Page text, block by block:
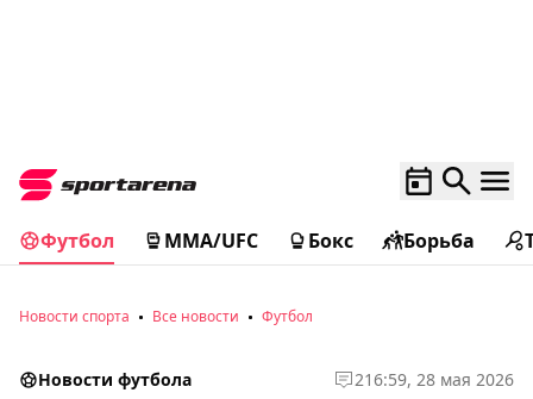
Футбол MMA/UFC Бокс Борьба
Новости спорта Все новости Футбол
Новости футбола 216:59, 28 мая 2026